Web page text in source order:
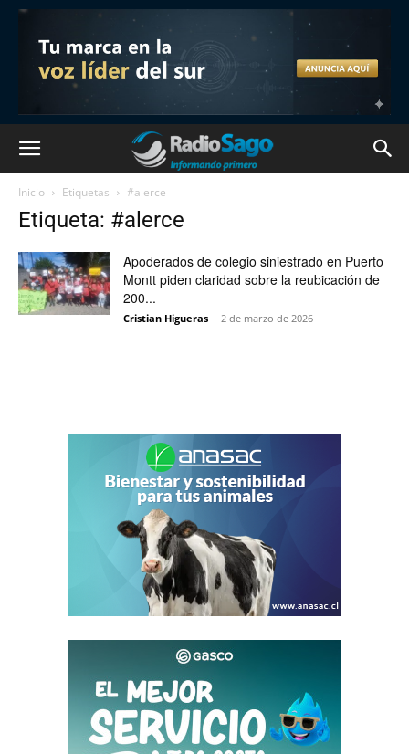
Inicio Etiquetas #alerce
Etiqueta: #alerce
Apoderados de colegio siniestrado en Puerto
Montt piden claridad sobre la reubicación de
200...
Cristian Higueras - 2 de marzo de 2026